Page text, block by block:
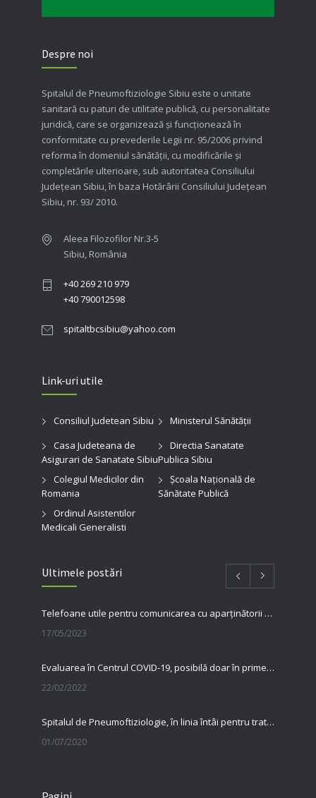
Despre noi
Spitalul de Pneumoftiziologie Sibiu este o unitate
sanitară cu paturi de utilitate publică, cu personalitate
juridică, care se organizează şi funcţionează în
conformitate cu prevederile Legii nr. 95/2006 privind
reforma în domeniul sănătăţii, cu modificările şi
completările ulterioare, sub autoritatea Consiliului
Judeţean Sibiu, în baza Hotărârii Consiliului Judeţean
Sibiu, nr. 93/ 2010.
Aleea Filozofilor Nr.3-5
Sibiu, România
+40 269 210 979
+40 790012598
spitaltbcsibiu@yahoo.com
Link-uri utile
Consiliul Judetean Sibiu
Ministerul Sănătății
Casa Judeteana de
Asigurari de Sanatate Sibiu
Directia Sanatate
Publica Sibiu
Colegiul Medicilor din
Romania
Şcoala Naţională de
Sănătate Publică
Ordinul Asistentilor
Medicali Generalisti
Ultimele postări
Telefoane utile pentru comunicarea cu aparținătorii pacienților internați în spitalul nostru
17/05/2023
Evaluarea în Centrul COVID-19, posibilă doar în primele 5 zile de la pozitivare
22/02/2022
Spitalul de Pneumoftiziologie, în linia întâi pentru tratarea pacienților cu Covid
01/07/2020